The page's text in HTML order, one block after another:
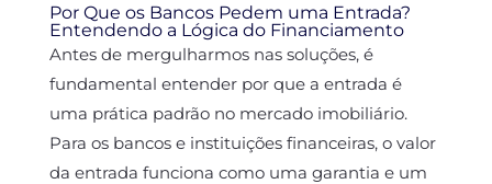
Por Que os Bancos Pedem uma Entrada?
Entendendo a Lógica do Financiamento
Antes de mergulharmos nas soluções, é
fundamental entender por que a entrada é
uma prática padrão no mercado imobiliário.
Para os bancos e instituições financeiras, o valor
da entrada funciona como uma garantia e um